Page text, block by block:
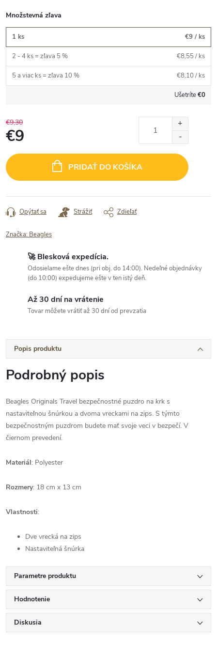
Množstevná zľava
1 ks €9 / ks
2 - 4 ks = zľava 5 % €8,55 / ks
5 a viac ks = zľava 10 % €8,10 / ks
Ušetríte€0
€9,30
€9
cena:
PRIDAŤ DO KOŠÍKA
Opýtať sa Strážiť Zdieľať
Značka: Beagles
🚀 Blesková expedícia.
Odosielame ešte dnes (pri obj. do 14:00). Nedeľné objednávky
(do 10:00) expedujeme ešte v ten istý deň.
Až 30 dní na vrátenie
Tovar môžete vrátiť až 30 dní od prevzatia
Popis produktu
Podrobný popis
Beagles Originals Travel bezpečnostné puzdro na krk s
nastaviteľnou šnúrkou a dvoma vreckami na zips. S týmto
bezpečnostným puzdrom budete mať svoje veci v bezpečí. V
čiernom prevedení.
Materiál: Polyester
Rozmery: 18 cm x 13 cm
Vlastnosti:
Dve vrecká na zips
Nastaviteľná šnúrka
Parametre produktu
Hodnotenie
Diskusia